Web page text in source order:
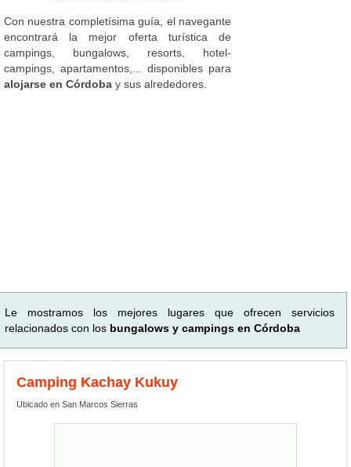
Con nuestra completísima guía, el navegante
encontrará la mejor oferta turística de
campings, bungalows, resorts, hotel-
campings, apartamentos,... disponibles para
alojarse en Córdoba y sus alrededores.
Le mostramos los mejores lugares que ofrecen servicios
relacionados con los bungalows y campings en Córdoba
Camping Kachay Kukuy
Ubicado en San Marcos Sierras